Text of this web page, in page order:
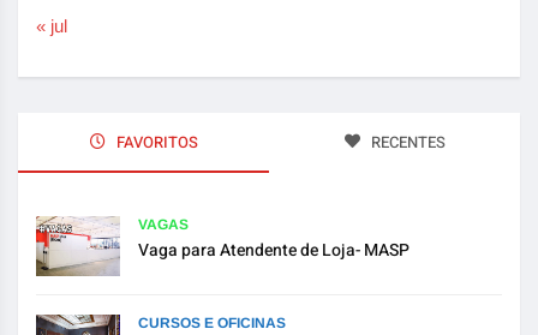
« jul
FAVORITOS RECENTES
VAGAS
Vaga para Atendente de Loja- MASP
CURSOS E OFICINAS